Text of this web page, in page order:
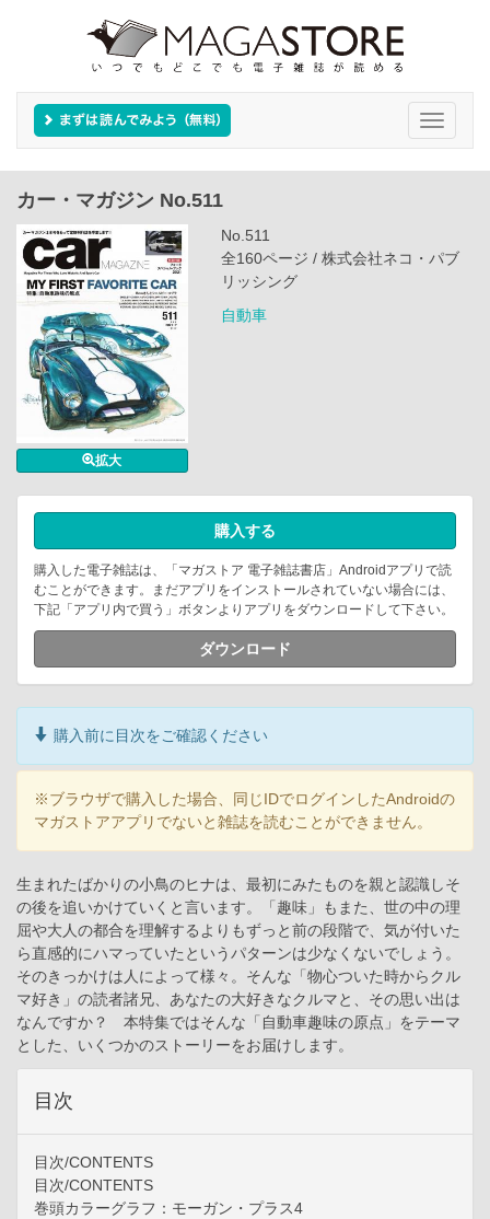
Toggle
カー・マガジン No.511
拡大
No.511
全160ページ / 株式会社ネコ・パブ
リッシング
自動車
購入する
購入した電子雑誌は、「マガストア 電子雑誌書店」Androidアプリで読
むことができます。まだアプリをインストールされていない場合には、
下記「アプリ内で買う」ボタンよりアプリをダウンロードして下さい。
ダウンロード
購入前に目次をご確認ください
※ブラウザで購入した場合、同じIDでログインしたAndroidの
マガストアアプリでないと雑誌を読むことができません。
生まれたばかりの小鳥のヒナは、最初にみたものを親と認識しそ
の後を追いかけていくと言います。「趣味」もまた、世の中の理
屈や大人の都合を理解するよりもずっと前の段階で、気が付いた
ら直感的にハマっていたというパターンは少なくないでしょう。
そのきっかけは人によって様々。そんな「物心ついた時からクル
マ好き」の読者諸兄、あなたの大好きなクルマと、その思い出は
なんですか？ 本特集ではそんな「自動車趣味の原点」をテーマ
とした、いくつかのストーリーをお届けします。
目次
目次/CONTENTS
目次/CONTENTS
巻頭カラーグラフ：モーガン・プラス4